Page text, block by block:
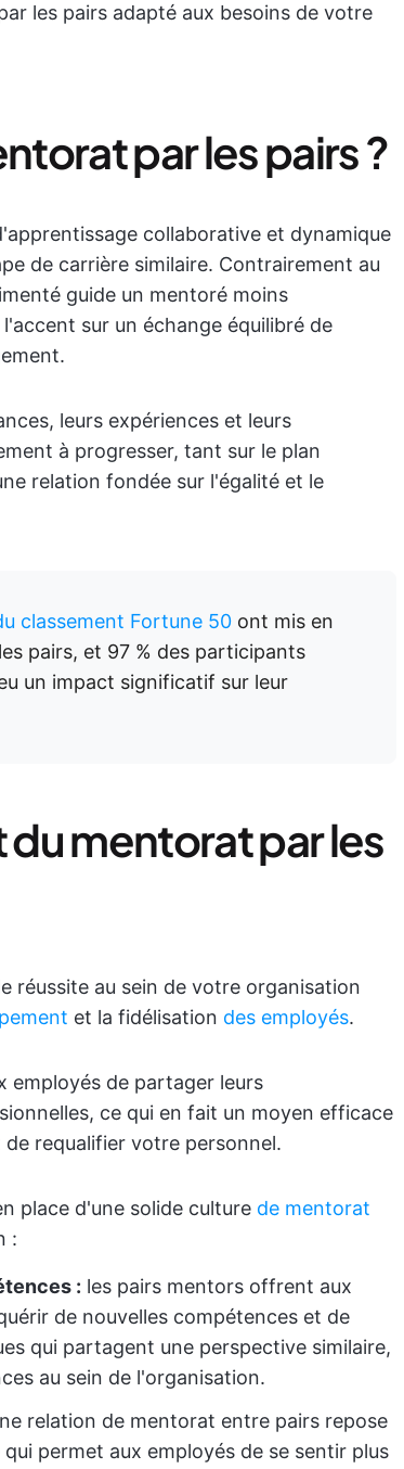
les pairs adapté aux besoins de votre
par les pairs ?
collaborative et dynamique
de carrière similaire. Contrairement au
guide un mentoré moins
sur un échange équilibré de
leurs expériences et leurs
à progresser, tant sur le plan
relation fondée sur l'égalité et le
classement Fortune 50 ont mis en
pairs, et 97 % des participants
un impact significatif sur leur
mentorat par les
réussite au sein de votre organisation
et la fidélisation des employés.
employés de partager leurs
ce qui en fait un moyen efficace
requalifier votre personnel.
place d'une solide culture de mentorat
:
: les pairs mentors offrent aux
de nouvelles compétences et de
qui partagent une perspective similaire,
au sein de l'organisation.
relation de mentorat entre pairs repose
permet aux employés de se sentir plus